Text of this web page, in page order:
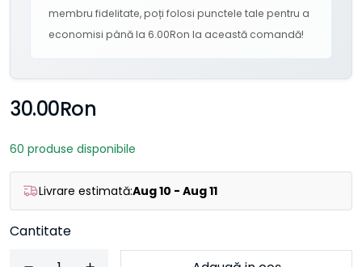
membru fidelitate, poți folosi punctele tale pentru a
economisi până la 6.00Ron la această comandă!
30.00Ron
60 produse disponibile
Livrare estimată:Aug 10 - Aug 11
Cantitate